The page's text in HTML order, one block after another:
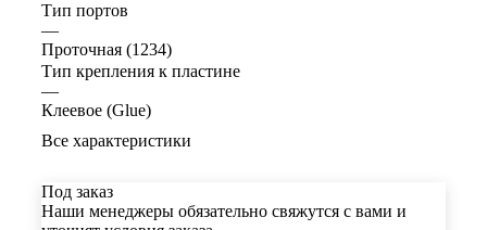
Тип портов
—
Проточная (1234)
Тип крепления к пластине
—
Клеевое (Glue)
Все характеристики
Под заказ
Наши менеджеры обязательно свяжутся с вами и